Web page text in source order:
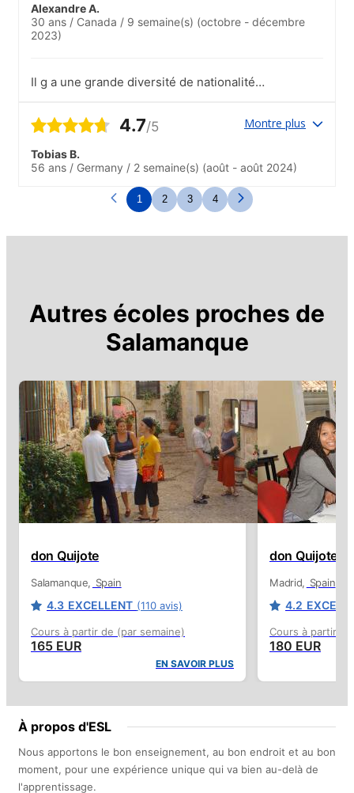
Alexandre A.
30 ans / Canada / 9 semaine(s) (octobre - décembre
2023)
Il g a une grande diversité de nationalité.
bonnes, mais il n'y avait pas la possibilité
il aurait été bien d'organiser des activités
avec des hispanophones. Ceci aurait été
encore meilleur pour s'intégrer plus
facilement dans la ville et aussi pour
améliorer plus vite son espagnol.
4.7/5 Montre plus
Tobias B.
56 ans / Germany / 2 semaine(s) (août - août 2024)
1 2 3 4
Autres écoles proches de
Salamanque
don Quijote
Salamanque Spain
4.3 EXCELLENT (110 avis)
Cours à partir de (par semaine)
165 EUR
EN SAVOIR PLUS
don Quijote
Madrid Spain
4.2
Cours à partir
180 EUR
À propos d'ESL
Nous apportons le bon enseignement, au bon endroit et au bon
moment, pour une expérience unique qui va bien au-delà de
l'apprentissage.